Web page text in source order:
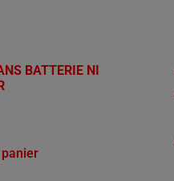
BATTERIE NI